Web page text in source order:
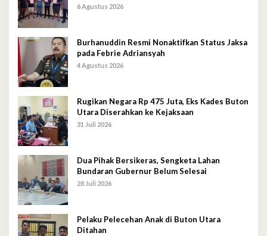
6 Agustus 2026
Burhanuddin Resmi Nonaktifkan Status Jaksa
pada Febrie Adriansyah
4 Agustus 2026
Rugikan Negara Rp 475 Juta, Eks Kades Buton
Utara Diserahkan ke Kejaksaan
31 Juli 2026
Dua Pihak Bersikeras, Sengketa Lahan
Bundaran Gubernur Belum Selesai
28 Juli 2026
Pelaku Pelecehan Anak di Buton Utara
Ditahan